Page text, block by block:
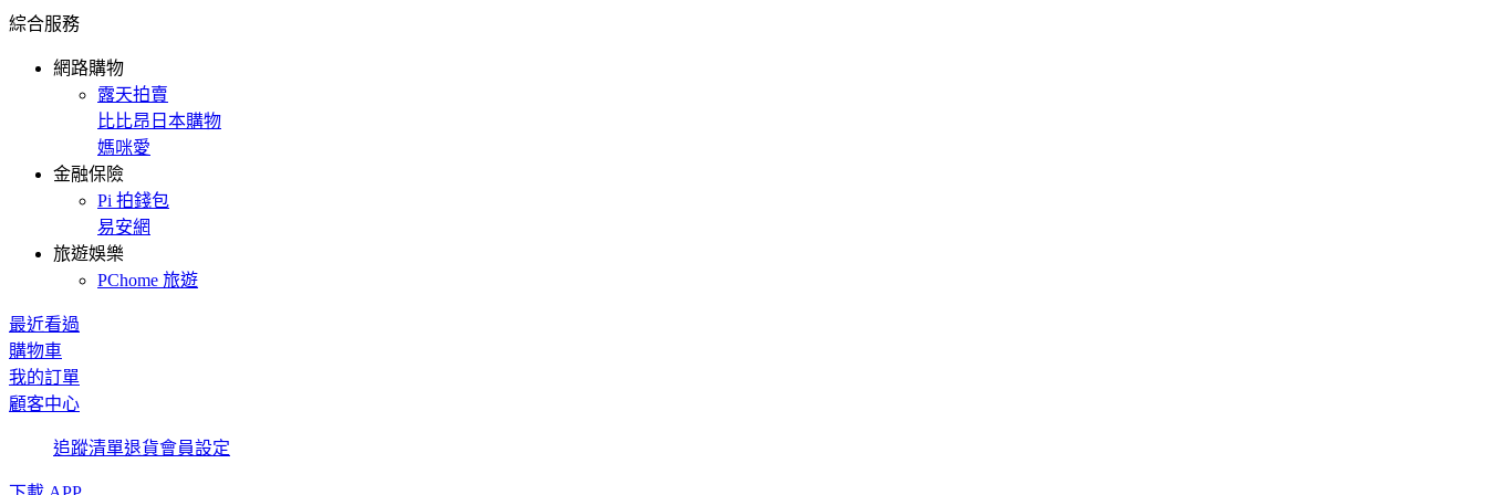
綜合服務
網路購物
露天拍賣
比比昂日本購物
媽咪愛
金融保險
Pi 拍錢包
易安網
旅遊娛樂
PChome 旅遊
最近看過
購物車
我的訂單
顧客中心
追蹤清單退貨會員設定